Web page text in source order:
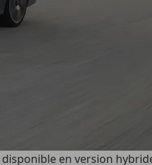
en version